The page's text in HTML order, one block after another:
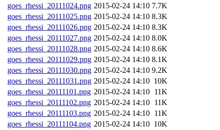
goes_rhessi_20111024.png 2015-02-24 14:10 7.7K
goes_rhessi_20111025.png 2015-02-24 14:10 8.3K
goes_rhessi_20111026.png 2015-02-24 14:10 8.3K
goes_rhessi_20111027.png 2015-02-24 14:10 8.0K
goes_rhessi_20111028.png 2015-02-24 14:10 8.6K
goes_rhessi_20111029.png 2015-02-24 14:10 8.1K
goes_rhessi_20111030.png 2015-02-24 14:10 9.2K
goes_rhessi_20111031.png 2015-02-24 14:10 10K
goes_rhessi_20111101.png 2015-02-24 14:10 11K
goes_rhessi_20111102.png 2015-02-24 14:10 11K
goes_rhessi_20111103.png 2015-02-24 14:10 11K
goes_rhessi_20111104.png 2015-02-24 14:10 10K